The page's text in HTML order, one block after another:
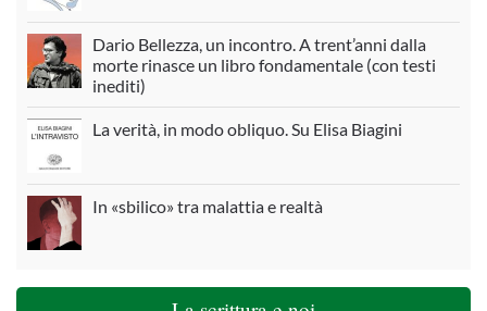
Dario Bellezza, un incontro. A trent’anni dalla
morte rinasce un libro fondamentale (con testi
inediti)
La verità, in modo obliquo. Su Elisa Biagini
In «sbilico» tra malattia e realtà